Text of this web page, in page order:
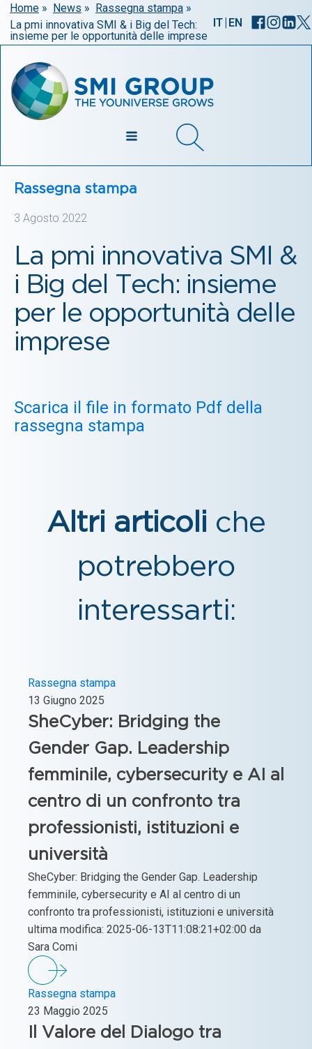
Home » News » Rassegna stampa »
La pmi innovativa SMI & i Big del Tech:
insieme per le opportunità delle imprese
IT| EN
Rassegna stampa
3 Agosto 2022
La pmi innovativa SMI &
i Big del Tech: insieme
per le opportunità delle
imprese
Scarica il file in formato Pdf della
rassegna stampa
Altri articoli che
potrebbero
interessarti:
Rassegna stampa
13 Giugno 2025
SheCyber: Bridging the
Gender Gap. Leadership
femminile, cybersecurity e AI al
centro di un confronto tra
professionisti, istituzioni e
università
SheCyber: Bridging the Gender Gap. Leadership
femminile, cybersecurity e AI al centro di un
confronto tra professionisti, istituzioni e università
ultima modifica: 2025-06-13T11:08:21+02:00 da
Sara Comi
Rassegna stampa
23 Maggio 2025
Il Valore del Dialogo tra